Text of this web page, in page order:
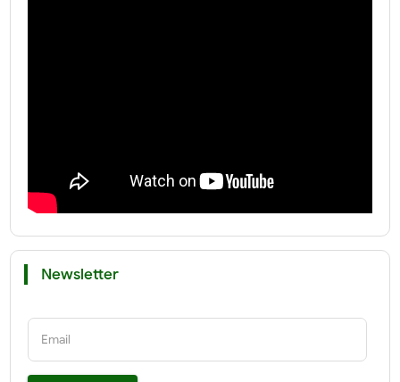
Newsletter
Email